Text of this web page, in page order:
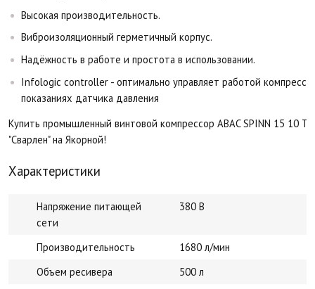
Высокая производительность.
Виброизоляционный герметичный корпус.
Надёжность в работе и простота в использовании.
Infologic controller - оптимально управляет работой
показаниях датчика давления
Купить промышленный винтовой компрессор ABAC SPINN 15 10
"Сварлен" на Якорной!
Характеристики
Напряжение питающей
сети
380 В
Производительность
1680 л/мин
Объем ресивера
500 л